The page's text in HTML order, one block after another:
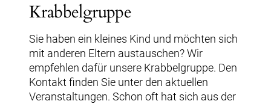
Krabbelgruppe
Sie haben ein kleines Kind und möchten sich
mit anderen Eltern austauschen? Wir
empfehlen dafür unsere Krabbelgruppe. Den
Kontakt finden Sie unter den aktuellen
Veranstaltungen. Schon oft hat sich aus der